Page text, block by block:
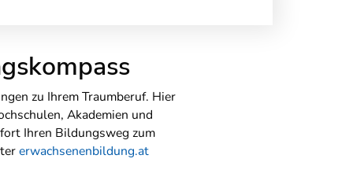
zu Ihrem Traumberuf. Hier
Akademien und
Ihren Bildungsweg zum
erwachsenenbildung.at